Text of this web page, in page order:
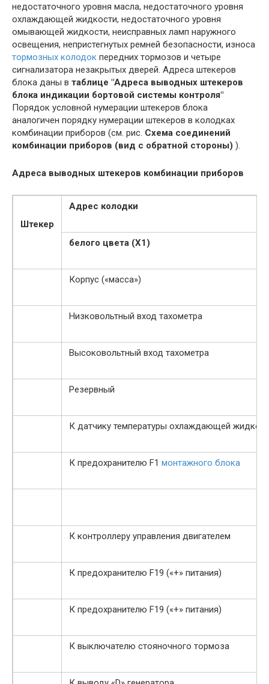
недостаточного уровня масла, недостаточного уровня
охлаждающей жидкости, недостаточного уровня
омывающей жидкости, неисправных ламп наружного
освещения, непристегнутых ремней безопасности, износа
тормозных колодок передних тормозов и четыре
сигнализатора незакрытых дверей. Адреса штекеров
блока даны в таблице "Адреса выводных штекеров
блока индикации бортовой системы контроля"
Порядок условной нумерации штекеров блока
аналогичен порядку нумерации штекеров в колодках
комбинации приборов (см. рис. Схема соединений
комбинации приборов (вид с обратной стороны) ).
Адреса выводных штекеров комбинации приборов
Штекер
Адрес колодки
белого цвета (Х1)
Корпус («масса»)
Низковольтный вход тахометра
Высоковольтный вход тахометра
Резервный
К датчику температуры охлаждающей
К предохранителю F1 монтажного блока
К контроллеру управления двигателем
К предохранителю F19 («+» питания)
К предохранителю F19 («+» питания)
К выключателю стояночного тормоза